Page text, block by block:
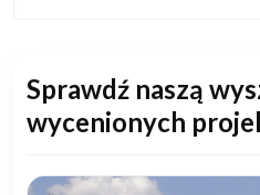
Sprawdź naszą
wycenionych